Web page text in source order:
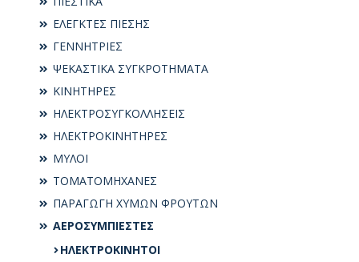
ΕΛΕΓΚΤΕΣ ΠΙΕΣΗΣ
ΓΕΝΝΗΤΡΙΕΣ
ΨΕΚΑΣΤΙΚΑ ΣΥΓΚΡΟΤΗΜΑΤΑ
ΚΙΝΗΤΗΡΕΣ
ΗΛΕΚΤΡΟΣΥΓKΟΛΛΗΣΕΙΣ
ΗΛΕΚΤΡΟΚΙΝΗΤΗΡΕΣ
ΜΥΛΟΙ
ΤΟΜΑΤΟΜΗΧΑΝΕΣ
ΠΑΡΑΓΩΓΗ ΧΥΜΩΝ ΦΡΟΥΤΩΝ
ΑΕΡΟΣΥΜΠΙΕΣΤΕΣ
ΗΛΕΚΤΡΟΚΙΝΗΤΟΙ